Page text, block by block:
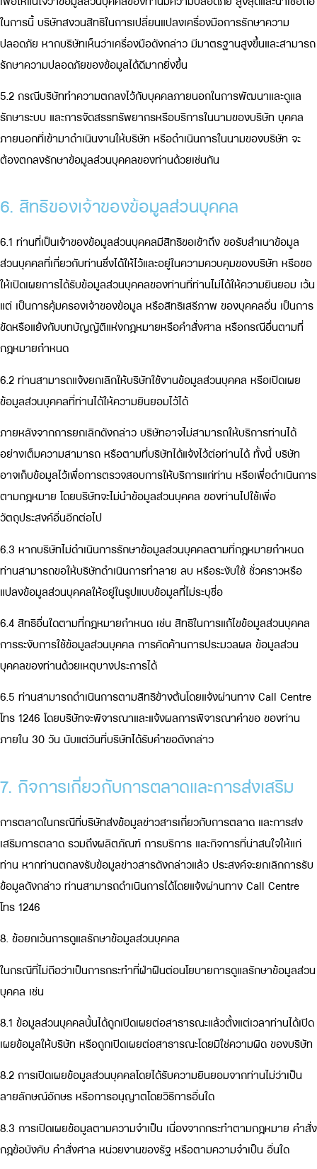
ในการนี้ บริษัทสงวนสิทธิในการเปลี่ยนแปลงเครื่องมือการรักษาความ
ปลอดภัย หากบริษัทเห็นว่าเครื่องมือดังกล่าว มีมาตรฐานสูงขึ้นและสามารถ
รักษาความปลอดภัยของข้อมูลได้ดีมากยิ่งขึ้น
5.2 กรณีบริษัททำความตกลงไว้กับบุคคลภายนอกในการพัฒนาและดูแล
รักษาระบบ และการจัดสรรทรัพยากรหรือบริการในนามของบริษัท บุคคล
ภายนอกที่เข้ามาดำเนินงานให้บริษัท หรือดำเนินการในนามของบริษัท จะ
ต้องตกลงรักษาข้อมูลส่วนบุคคลของท่านด้วยเช่นกัน
6. สิทธิของเจ้าของข้อมูลส่วนบุคคล
6.1 ท่านที่เป็นเจ้าของข้อมูลส่วนบุคคลมีสิทธิขอเข้าถึง ขอรับสำเนาข้อมูล
ส่วนบุคคลที่เกี่ยวกับท่านซึ่งได้ให้ไว้และอยู่ในความควบคุมของบริษัท หรือขอ
ให้เปิดเผยการได้รับข้อมูลส่วนบุคคลของท่านที่ท่านไม่ได้ให้ความยินยอม เว้น
แต่ เป็นการคุ้มครองเจ้าของข้อมูล หรือสิทธิเสรีภาพ ของบุคคลอื่น เป็นการ
ขัดหรือแย้งกับบทบัญญัติแห่งกฎหมายหรือคำสั่งศาล หรือกรณีอื่นตามที่
กฎหมายกำหนด
6.2 ท่านสามารถแจ้งยกเลิกให้บริษัทใช้งานข้อมูลส่วนบุคคล หรือเปิดเผย
ข้อมูลส่วนบุคคลที่ท่านได้ให้ความยินยอมไว้ได้
ภายหลังจากการยกเลิกดังกล่าว บริษัทอาจไม่สามารถให้บริการท่านได้
อย่างเต็มความสามารถ หรือตามที่บริษัทได้แจ้งไว้ต่อท่านได้ ทั้งนี้ บริษัท
อาจเก็บข้อมูลไว้เพื่อการตรวจสอบการให้บริการแก่ท่าน หรือเพื่อดำเนินการ
ตามกฎหมาย โดยบริษัทจะไม่นำข้อมูลส่วนบุคคล ของท่านไปใช้เพื่อ
วัตถุประสงค์อื่นอีกต่อไป
6.3 หากบริษัทไม่ดำเนินการรักษาข้อมูลส่วนบุคคลตามที่กฎหมายกำหนด
ท่านสามารถขอให้บริษัทดำเนินการทำลาย ลบ หรือระงับใช้ ชั่วคราวหรือ
แปลงข้อมูลส่วนบุคคลให้อยู่ในรูปแบบข้อมูลที่ไม่ระบุชื่อ
6.4 สิทธิอื่นใดตามที่กฎหมายกำหนด เช่น สิทธิในการแก้ไขข้อมูลส่วนบุคคล
การระงับการใช้ข้อมูลส่วนบุคคล การคัดค้านการประมวลผล ข้อมูลส่วน
บุคคลของท่านด้วยเหตุบางประการได้
6.5 ท่านสามารถดำเนินการตามสิทธิข้างต้นโดยแจ้งผ่านทาง Call Centre
โทร 1246 โดยบริษัทจะพิจารณาและแจ้งผลการพิจารณาคำขอ ของท่าน
ภายใน 30 วัน นับแต่วันที่บริษัทได้รับคำขอดังกล่าว
7. กิจการเกี่ยวกับการตลาดและการส่งเสริม
การตลาดในกรณีที่บริษัทส่งข้อมูลข่าวสารเกี่ยวกับการตลาด และการส่ง
เสริมการตลาด รวมถึงผลิตภัณฑ์ การบริการ และกิจการที่น่าสนใจให้แก่
ท่าน หากท่านตกลงรับข้อมูลข่าวสารดังกล่าวแล้ว ประสงค์จะยกเลิกการรับ
ข้อมูลดังกล่าว ท่านสามารถดำเนินการได้โดยแจ้งผ่านทาง Call Centre
โทร 1246
8. ข้อยกเว้นการดูแลรักษาข้อมูลส่วนบุคคล
ในกรณีที่ไม่ถือว่าเป็นการกระทำที่ฝ่าฝืนต่อนโยบายการดูแลรักษาข้อมูลส่วน
บุคคล เช่น
8.1 ข้อมูลส่วนบุคคลนั้นได้ถูกเปิดเผยต่อสาธารณะแล้วตั้งแต่เวลาท่านได้เปิด
เผยข้อมูลให้บริษัท หรือถูกเปิดเผยต่อสาธารณะโดยมิใช่ความผิด ของบริษัท
8.2 การเปิดเผยข้อมูลส่วนบุคคลโดยได้รับความยินยอมจากท่านไม่ว่าเป็น
ลายลักษณ์อักษร หรือการอนุญาตโดยวิธีการอื่นใด
8.3 การเปิดเผยข้อมูลตามความจำเป็น เนื่องจากกระทำตามกฎหมาย คำสั่ง
กฎข้อบังคับ คำสั่งศาล หน่วยงานของรัฐ หรือตามความจำเป็น อื่นใด